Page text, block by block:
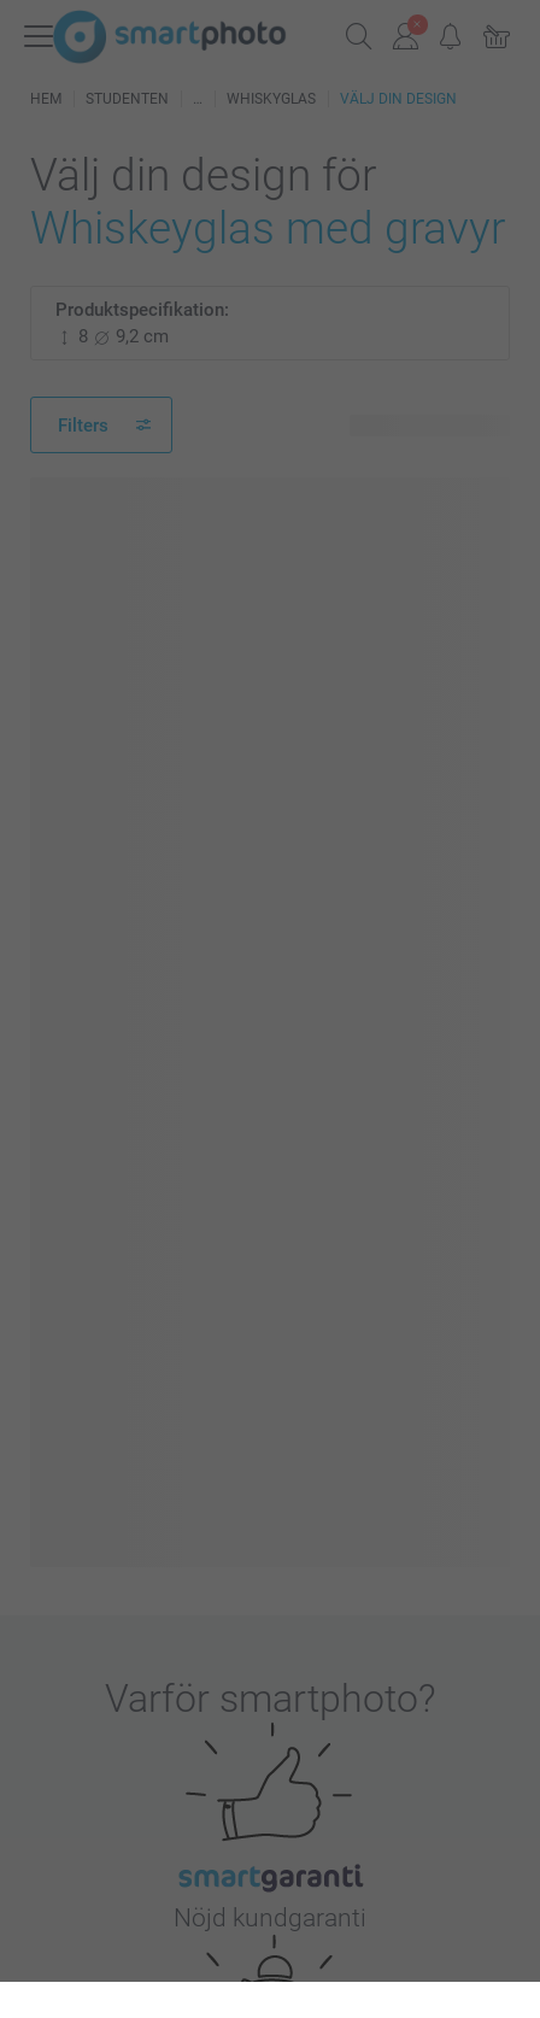
HEM STUDENTEN WHISKYGLAS VÄLJ DIN DESIGN
Välj din design för
Whiskeyglas med gravyr
Produktspecifikation:
8
9,2 cm
Filters
Varför smartphoto?
Nöjd kundgaranti